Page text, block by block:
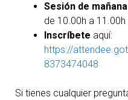
Sesión de mañana
de 10.00h a 11.00h
Inscríbete aquí:
https://
8373474048
Si tienes cualquier